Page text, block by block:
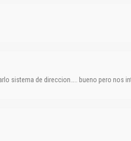
sistema de direccion….. bueno pero nos